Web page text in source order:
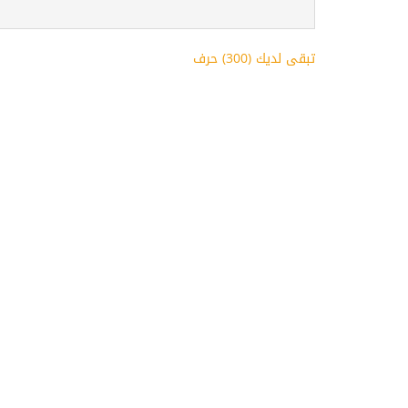
تبقى لديك (300) حرف